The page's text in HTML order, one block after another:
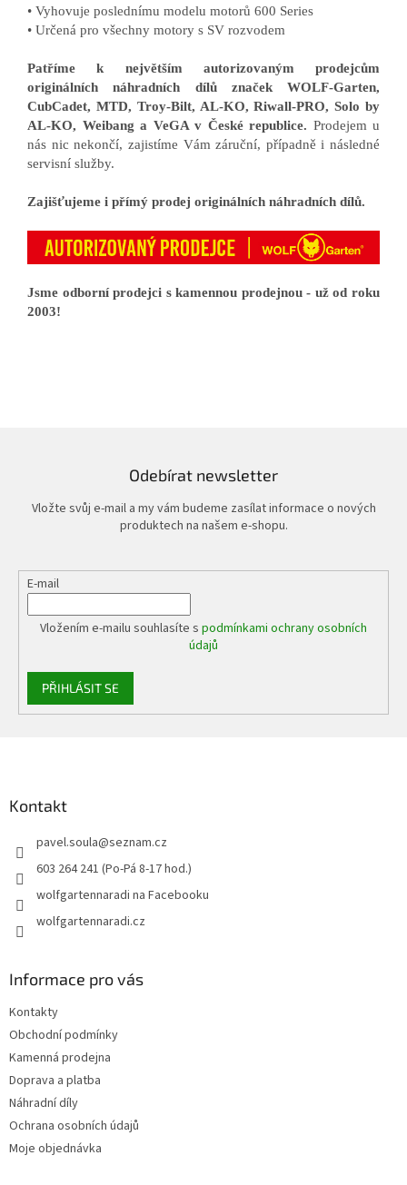
• Vyhovuje poslednímu modelu motorů 600 Series
• Určená pro všechny motory s SV rozvodem
Patříme k největším autorizovaným prodejcům
originálních náhradních dílů značek WOLF-Garten,
CubCadet, MTD, Troy-Bilt, AL-KO, Riwall-PRO, Solo by
AL-KO, Weibang a VeGA v České republice. Prodejem u
nás nic nekončí, zajistíme Vám záruční, případně i následné
servisní služby.
Zajišťujeme i přímý prodej originálních náhradních dílů.
Jsme odborní prodejci s kamennou prodejnou - už od roku
2003!
Odebírat newsletter
Vložte svůj e-mail a my vám budeme zasílat informace o nových
produktech na našem e-shopu.
E-mail
Vložením e-mailu souhlasíte s podmínkami ochrany osobních
údajů
PŘIHLÁSIT SE
Kontakt
pavel.soula@seznam.cz
603 264 241 (Po-Pá 8-17 hod.)
wolfgartennaradi na Facebooku
wolfgartennaradi.cz
Informace pro vás
Kontakty
Obchodní podmínky
Kamenná prodejna
Doprava a platba
Náhradní díly
Ochrana osobních údajů
Moje objednávka